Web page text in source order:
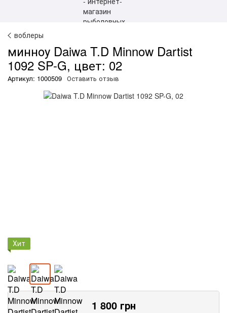
воблеры
минноу Daiwa T.D Minnow Dartist
1092 SP-G, цвет: 02
Артикул: 1000509 Оставить отзыв
Хит
1 800грн